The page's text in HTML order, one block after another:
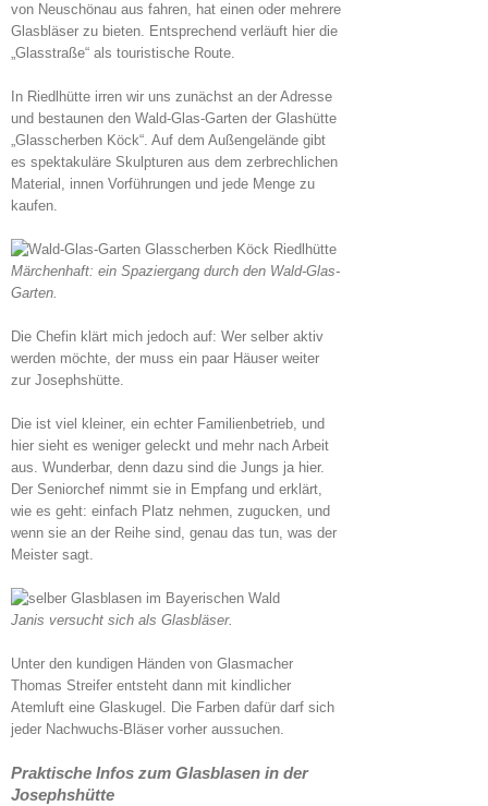
von Neuschönau aus fahren, hat einen oder mehrere
Glasbläser zu bieten. Entsprechend verläuft hier die
„Glasstraße“ als touristische Route.
In Riedlhütte irren wir uns zunächst an der Adresse
und bestaunen den Wald-Glas-Garten der Glashütte
„Glasscherben Köck“. Auf dem Außengelände gibt
es spektakuläre Skulpturen aus dem zerbrechlichen
Material, innen Vorführungen und jede Menge zu
kaufen.
Märchenhaft: ein Spaziergang durch den Wald-Glas-
Garten.
Die Chefin klärt mich jedoch auf: Wer selber aktiv
werden möchte, der muss ein paar Häuser weiter
zur Josephshütte.
Die ist viel kleiner, ein echter Familienbetrieb, und
hier sieht es weniger geleckt und mehr nach Arbeit
aus. Wunderbar, denn dazu sind die Jungs ja hier.
Der Seniorchef nimmt sie in Empfang und erklärt,
wie es geht: einfach Platz nehmen, zugucken, und
wenn sie an der Reihe sind, genau das tun, was der
Meister sagt.
Janis versucht sich als Glasbläser.
Unter den kundigen Händen von Glasmacher
Thomas Streifer entsteht dann mit kindlicher
Atemluft eine Glaskugel. Die Farben dafür darf sich
jeder Nachwuchs-Bläser vorher aussuchen.
Praktische Infos zum Glasblasen in der
Josephshütte